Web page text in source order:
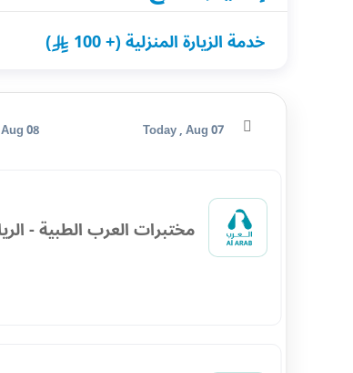
خدمة الزيارة المنزلية (+ 100 )
مختبرات العرب الطبية -